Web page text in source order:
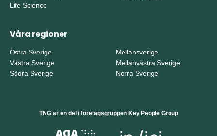
Life Science
Våra regioner
Östra Sverige
Västra Sverige
Södra Sverige
Mellansverige
Mellanvästra Sverige
Norra Sverige
TNG är en del i företagsgruppen Key People Group